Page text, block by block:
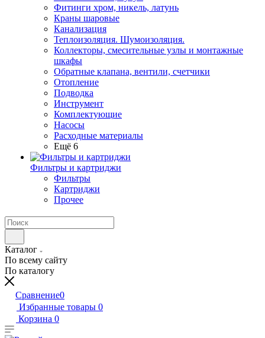
Фитинги хром, никель, латунь
Краны шаровые
Канализация
Теплоизоляция. Шумоизоляция.
Коллекторы, смесительные узлы и монтажные
шкафы
Обратные клапана, вентили, счетчики
Отопление
Подводка
Инструмент
Комплектующие
Насосы
Расходные материалы
Ещё 6
Фильтры и картриджи
Фильтры
Картриджи
Прочее
Каталог
По всему сайту
По каталогу
Сравнение0
Избранные товары 0
Корзина 0